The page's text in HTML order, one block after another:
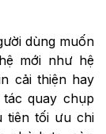
dùng muốn
mới như hệ
cải thiện hay
quay chụp
tiên tối ưu chi